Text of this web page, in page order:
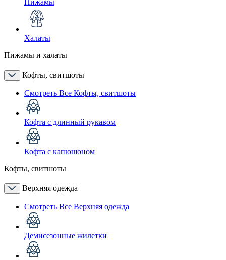
Пижамы
Халаты
Пижамы и халаты
Кофты, свитшоты
Смотреть Все Кофты, свитшоты
Кофта с длинный рукавом
Кофта с капюшоном
Кофты, свитшоты
Верхняя одежда
Смотреть Все Верхняя одежда
Демисезонные жилетки